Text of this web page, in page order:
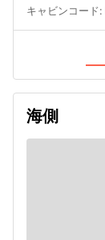
キャビンコード:
海側